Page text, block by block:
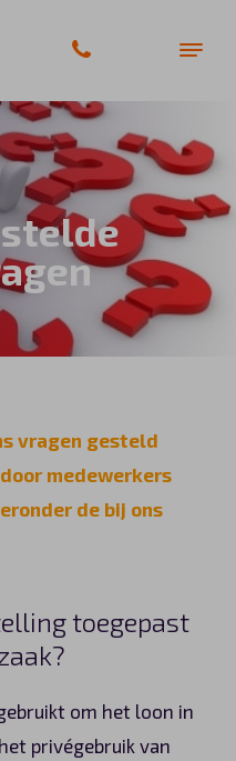
vragen gesteld
medewerkers
de bij ons
toegepast
om het loon in
privégebruik van